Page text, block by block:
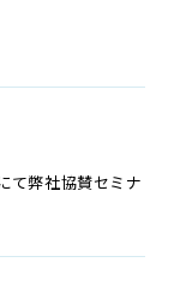
て弊社協賛セミナ